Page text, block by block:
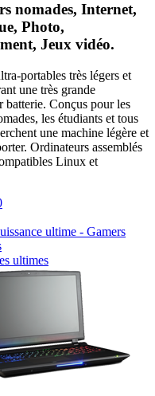
nomades, Internet,
Photo,
Jeux vidéo.
portables très légers et
une très grande
batterie. Conçus pour les
les étudiants et tous
une machine légère et
Ordinateurs assemblés
Linux et
ultimes